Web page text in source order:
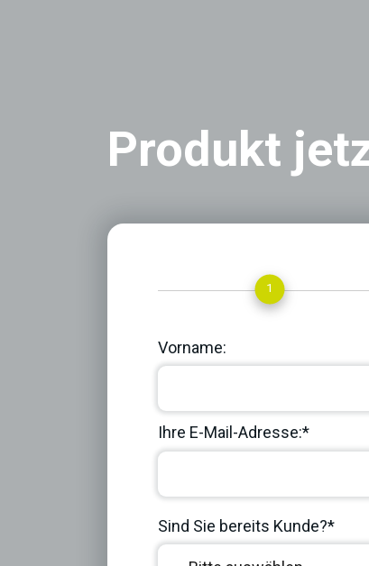
Produkt
1
Vorname:
Ihre E-Mail-Adresse:*
Sind Sie bereits Kunde?*